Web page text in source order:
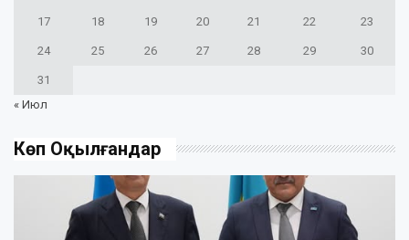
17 18 19 20 21 22 23
24 25 26 27 28 29 30
31
« Июл
Көп Оқылғандар